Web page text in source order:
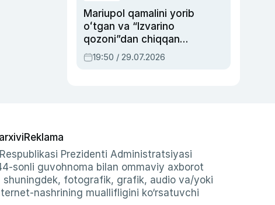
Mariupol qamalini yorib
oʻtgan va “Izvarino
qozoni”dan chiqqan
qahramon — Ukraina
armiyasi bosh
19:50 / 29.07.2026
Reklama
Prezidenti Administratsiyasi
sonli guvohnoma bilan ommaviy axborot
shuningdek, fotografik, grafik, audio va/yoki
nashrining muallifligini ko‘rsatuvchi